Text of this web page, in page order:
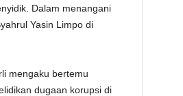
Dalam menangani
Yasin Limpo di
mengaku bertemu
dugaan korupsi di